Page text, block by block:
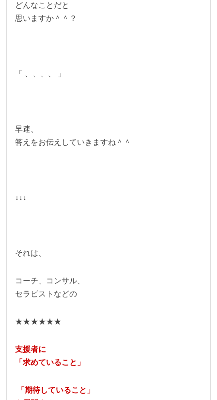
どんなことだと
思いますか＾＾？
「 、、、、 」
早速、
答えをお伝えしていきますね＾＾
↓↓↓
それは、
コーチ、コンサル、
セラピストなどの
★★★★★★
支援者に
「求めていること」
「期待していること」